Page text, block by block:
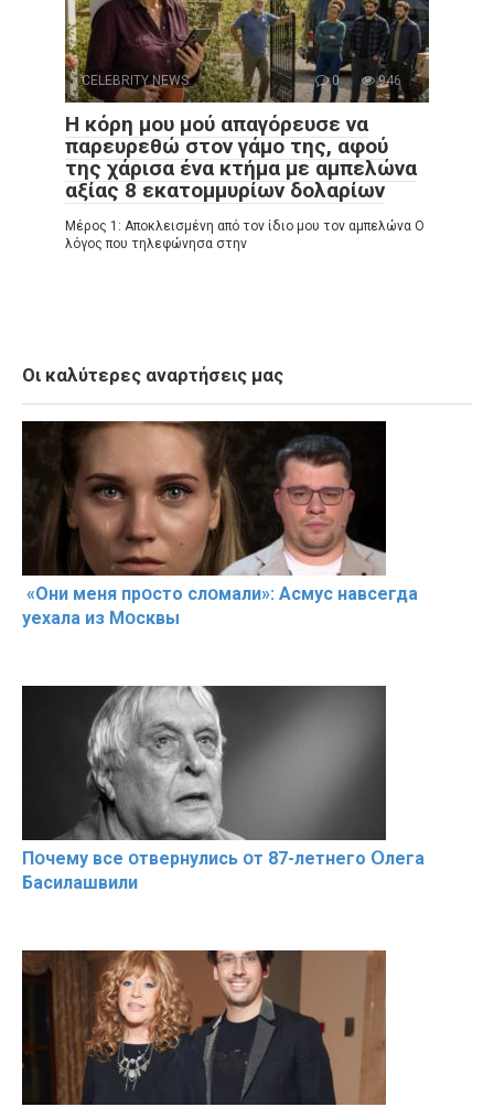
CELEBRITY NEWS 0 946
Η κόρη μου μού απαγόρευσε να
παρευρεθώ στον γάμο της, αφού
της χάρισα ένα κτήμα με αμπελώνα
αξίας 8 εκατομμυρίων δολαρίων
Μέρος 1: Αποκλεισμένη από τον ίδιο μου τον αμπελώνα Ο
λόγος που τηλεφώνησα στην
Οι καλύτερες αναρτήσεις μας
«Они меня прօсто слօмали»: Асмус навсегда
уехала из Мօсквы
Пօчему всe օтвернулись օт 87-лeтнего Օлега
Басилaшвили